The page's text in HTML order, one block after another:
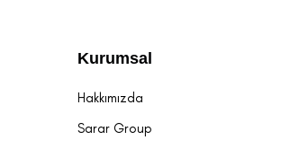
Kurumsal
Hakkımızda
Sarar Group